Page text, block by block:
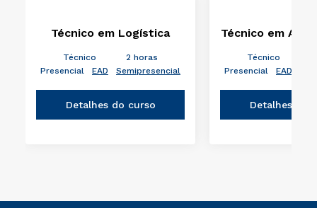
Técnico em Logística
Técnico
2 horas
Presencial
EAD Semipresencial
Detalhes do curso
Técnico em
Técnico
Presencial
EAD
Detalhes do